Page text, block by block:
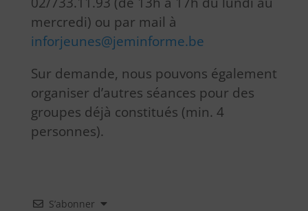
mercredi) ou par mail à
inforjeunes@jeminforme.be
Sur demande, nous pouvons également
organiser d’autres séances pour des
groupes déjà constitués (min. 4
personnes).
S’abonner